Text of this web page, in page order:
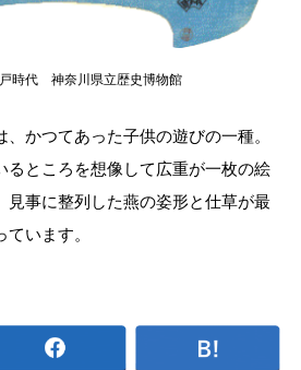
時代 神奈川県立歴史博物館
、かつてあった子供の遊びの一種。
るところを想像して広重が一枚の絵
見事に整列した燕の姿形と仕草が最
います。